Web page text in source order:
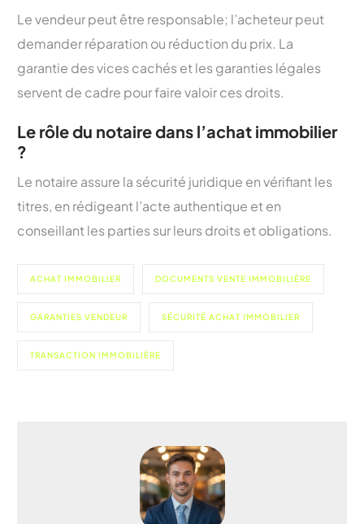
Le vendeur peut être responsable; l’acheteur peut
demander réparation ou réduction du prix. La
garantie des vices cachés et les garanties légales
servent de cadre pour faire valoir ces droits.
Le rôle du notaire dans l’achat immobilier
?
Le notaire assure la sécurité juridique en vérifiant les
titres, en rédigeant l’acte authentique et en
conseillant les parties sur leurs droits et obligations.
ACHAT IMMOBILIER DOCUMENTS VENTE IMMOBILIÈRE
GARANTIES VENDEUR SÉCURITÉ ACHAT IMMOBILIER
TRANSACTION IMMOBILIÈRE